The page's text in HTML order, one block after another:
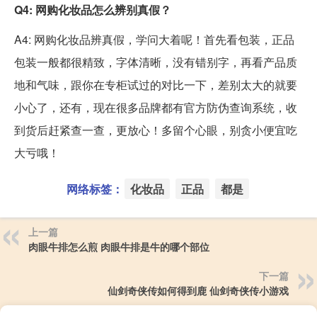
Q4: 网购化妆品怎么辨别真假？
A4: 网购化妆品辨真假，学问大着呢！首先看包装，正品
包装一般都很精致，字体清晰，没有错别字，再看产品质
地和气味，跟你在专柜试过的对比一下，差别太大的就要
小心了，还有，现在很多品牌都有官方防伪查询系统，收
到货后赶紧查一查，更放心！多留个心眼，别贪小便宜吃
大亏哦！
网络标签： 化妆品 正品 都是
上一篇
肉眼牛排怎么煎 肉眼牛排是牛的哪个部位
下一篇
仙剑奇侠传如何得到鹿 仙剑奇侠传小游戏